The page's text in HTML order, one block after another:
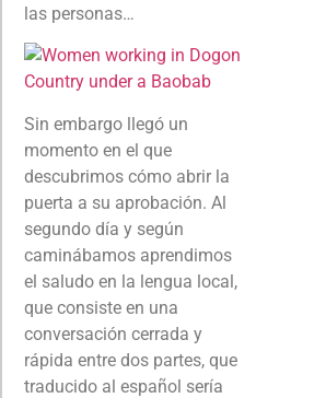
las personas…
Sin embargo llegó un
momento en el que
descubrimos cómo abrir la
puerta a su aprobación. Al
segundo día y según
caminábamos aprendimos
el saludo en la lengua local,
que consiste en una
conversación cerrada y
rápida entre dos partes, que
traducido al español sería